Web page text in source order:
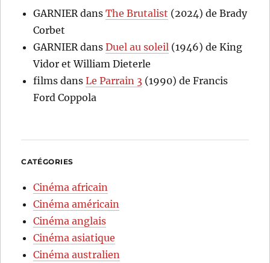
GARNIER dansThe Brutalist (2024) de Brady
Corbet
GARNIER dansDuel au soleil (1946) de King
Vidor et William Dieterle
films dansLe Parrain 3 (1990) de Francis
Ford Coppola
CATÉGORIES
Cinéma africain
Cinéma américain
Cinéma anglais
Cinéma asiatique
Cinéma australien